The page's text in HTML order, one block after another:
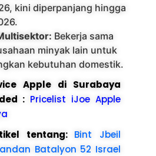
kini diperpanjang hingga
Bekerja sama
minyak lain untuk
kebutuhan domestik.
Apple di Surabaya
: Pricelist iJoe Apple
tentang: Bint Jbeil
Batalyon 52 Israel